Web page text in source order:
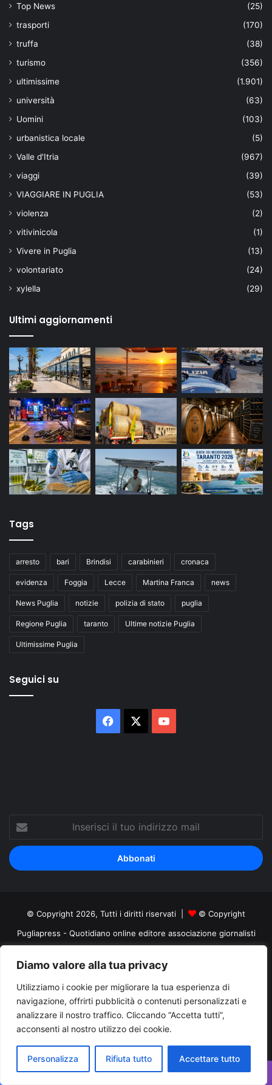
Diamo valore alla tua privacy
Utilizziamo i cookie per migliorare la tua esperienza di
navigazione, offrirti pubblicità o contenuti personalizzati e
analizzare il nostro traffico. Cliccando “Accetta tutti”,
acconsenti al nostro utilizzo dei cookie.
Personalizza Rifiuta tutto Accettare tutto
Top News
(25)
trasporti
(170)
truffa
(38)
turismo
(356)
ultimissime
(1.901)
università
(63)
Uomini
(103)
urbanistica locale
(5)
Valle d'Itria
(967)
viaggi
(39)
VIAGGIARE IN PUGLIA
(53)
violenza
(2)
vitivinicola
(1)
Vivere in Puglia
(13)
volontariato
(24)
xylella
(29)
Ultimi aggiornamenti
Tags
arresto bari Brindisi carabinieri cronaca
evidenza Foggia Lecce Martina Franca news
News Puglia notizie polizia di stato puglia
Regione Puglia taranto Ultime notizie Puglia
Ultimissime Puglia
Seguici su
Facebook
Inserisci
tuo
indirizzo
mail
© Copyright 2026, Tutti i diritti riservati |
© Copyright
Pugliapress - Quotidiano online editore associazione giornalisti
24/10/2000. Direttore responsabile Antonio Rubino
Cerco/Vendo
Offerte di lavoro Puglia Archivio
Contatti
Cookies Policy
Privacy Policy Info pubblicità elettorale
Tube